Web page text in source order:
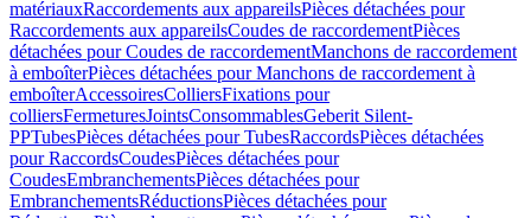
matériauxRaccordements aux appareilsPièces détachées pour
Raccordements aux appareilsCoudes de raccordementPièces
détachées pour Coudes de raccordementManchons de raccordement
à emboîterPièces détachées pour Manchons de raccordement à
emboîterAccessoiresColliersFixations pour
colliersFermeturesJointsConsommablesGeberit Silent-
PPTubesPièces détachées pour TubesRaccordsPièces détachées
pour RaccordsCoudesPièces détachées pour
CoudesEmbranchementsPièces détachées pour
EmbranchementsRéductionsPièces détachées pour